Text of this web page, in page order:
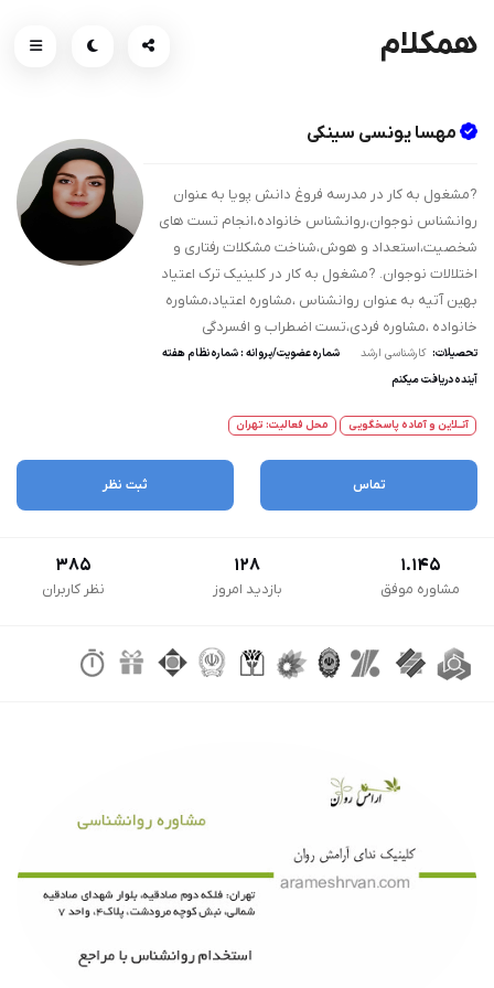
همکلام
مهسا یونسی سینکی
?مشغول به کار در مدرسه فروغ دانش پویا به عنوان
روانشناس نوجوان،روانشناس خانواده،انجام تست های
شخصیت،استعداد و هوش،شناخت مشکلات رفتاری و
اختلالات نوجوان. ?مشغول به کار در کلینیک ترک اعتیاد
بهین آتیه به عنوان روانشناس ،مشاوره اعتیاد،مشاوره
خانواده ،مشاوره فردی،تست اضطراب و افسردگی
تحصیلات: کارشناسی ارشد
شماره عضویت/پروانه : شماره نظام هفته
آینده دریافت میکنم
آنــلاین و آماده پاسخگویی محل فعالیت: تهران
تماس ثبت نظر
1.145
مشاوره موفق
128
بازدید امروز
385
نظر کاربران